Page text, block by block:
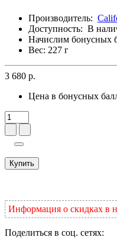
Производитель:
Доступность: В
Начислим бонусных
Вес: 227 г
3 680 р.
Цена в бонусных
Купить
Информация о скидках в
Поделиться в соц. сетях: